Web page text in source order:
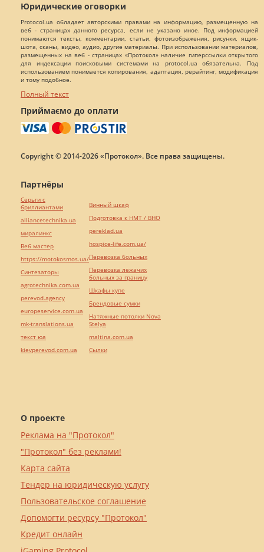
Юридические оговорки
Protocol.ua обладает авторскими правами на информацию, размещенную на
веб - страницах данного ресурса, если не указано иное. Под информацией
понимаются тексты, комментарии, статьи, фотоизображения, рисунки, ящик-
шота, сканы, видео, аудио, другие материалы. При использовании материалов,
размещенных на веб - страницах «Протокол» наличие гиперссылки открытого
для индексации поисковыми системами на protocol.ua обязательна. Под
использованием понимается копирования, адаптация, рерайтинг, модификация
и тому подобное.
Полный текст
Приймаємо до оплати
Copyright © 2014-2026 «Протокол». Все права защищены.
О проекте
Реклама на "Протокол"
"Протокол" без реклами!
Карта сайта
Тендер на юридическую услугу
Пользовательское соглашение
Допомогти ресурсу "Протокол"
Кредит онлайн
Партнёры
Серьги с
бриллиантами
alliancetechnika.ua
миралинкс
Веб мастер
https://motokosmos.ua/
Синтезаторы
agrotechnika.com.ua
perevod.agency
europeservice.com.ua
mk-translations.ua
текст юа
kievperevod.com.ua
Винный шкаф
Подготовка к НМТ / ВНО
pereklad.ua
hospice-life.com.ua/
Перевозка больных
Перевозка лежачих
больных за границу
Шкафы купе
Брендовые сумки
Натяжные потолки Nova
Stelya
maltina.com.ua
Cылки